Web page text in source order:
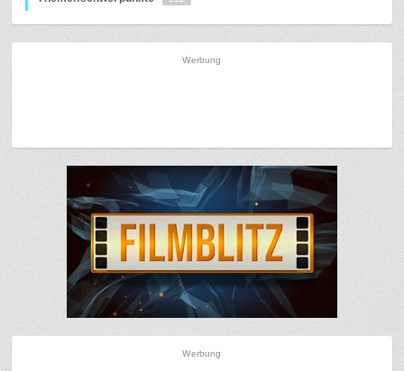
Werbung
Werbung